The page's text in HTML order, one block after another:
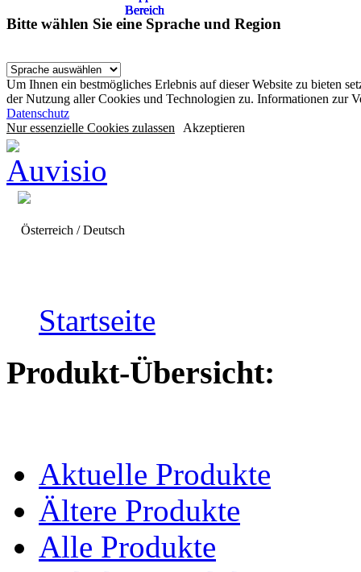
Bitte wählen Sie eine Sprache und Region
Um Ihnen ein bestmögliches Erlebnis auf dieser Website zu bieten
der Nutzung aller Cookies und Technologien zu. Informationen zur
Datenschutz
Nur essenzielle Cookies zulassen Akzeptieren
Österreich / Deutsch
Startseite
Produkt-Übersicht:
Aktuelle Produkte
Ältere Produkte
Alle Produkte
Bereich
Bereich
Bereich
Bereich